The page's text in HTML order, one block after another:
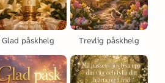
Glad påskhelg Trevlig påskhelg